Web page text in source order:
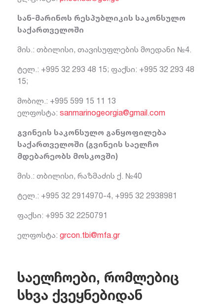
სან-მარინოს რესპუბლიკის საკონსულო
საქართველოში
მის.: თბილისი, თავისუფლების მოედანი №4.
ტელ.: +995 32 293 48 15; ფაქსი: +995 32 293 48
15;
მობილ.: +995 599 15 11 13
ელფოსტა: sanmarinogeorgia@gmail.com
გვინეის საკონსულო განყოფილება
საქართველოში (გვინეის საელჩო
მდებარეობს მოსკოვში)
მის.: თბილისი, რაზმაძის ქ. №40
ტელ.: +995 32 2914970-4, +995 32 2938981
ფაქსი: +995 32 2250791
ელფოსტა: grcon.tbi@mfa.gr
საელჩოები, რომლებიც
სხვა ქვეყნებიდან